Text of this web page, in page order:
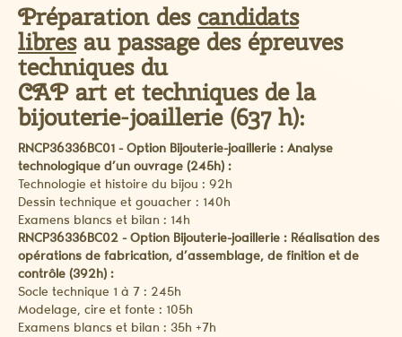
Préparation des candidats
libres au passage des épreuves
techniques du
CAP art et techniques de la
bijouterie-joaillerie (637 h):
RNCP36336BC01 - Option Bijouterie-joaillerie : Analyse
technologique d’un ouvrage (245h) :
Technologie et histoire du bijou : 92h
Dessin technique et gouacher : 140h
Examens blancs et bilan : 14h
RNCP36336BC02 - Option Bijouterie-joaillerie : Réalisation des
opérations de fabrication, d’assemblage, de finition et de
contrôle (392h) :
Socle technique 1 à 7 : 245h
Modelage, cire et fonte : 105h
Examens blancs et bilan : 35h +7h